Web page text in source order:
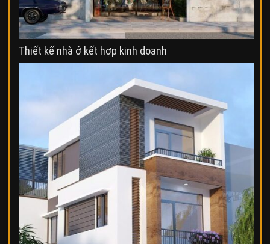
Thiết kế nhà ở kết hợp kinh doanh